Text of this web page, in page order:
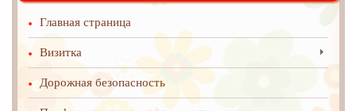
Главная страница
Визитка
Дорожная безопасность